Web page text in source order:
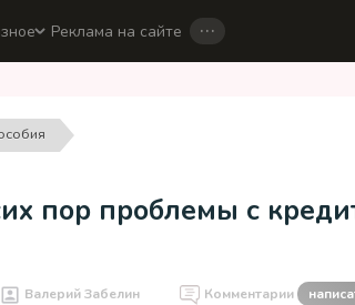
Реклама на сайте …
пор проблемы с
Валерий Забелин Комментарии